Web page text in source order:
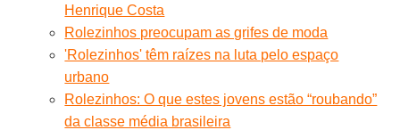
Henrique Costa
Rolezinhos preocupam as grifes de moda
'Rolezinhos' têm raízes na luta pelo espaço
urbano
Rolezinhos: O que estes jovens estão “roubando”
da classe média brasileira